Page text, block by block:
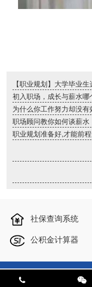
【职业规划】大学毕业
初入职场，成长与薪水哪
为什么你工作努力却没有
职场顾问教你如何谈薪水
职业规划准备好,才能前
社保查询系统
公积金计算器
Copyright © 2024 上海